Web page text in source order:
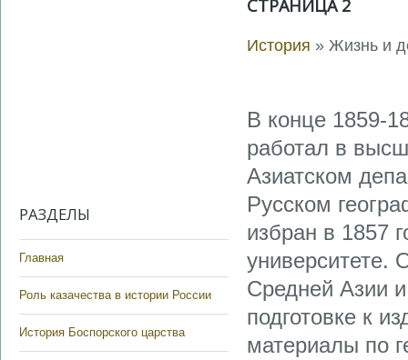
РАЗДЕЛЫ
Главная
Роль казачества в истории России
История Боспорского царства
СТРАНИЦА 2
История » Жизнь и
В конце 1859-
работал в
Азиатском
Русском
избран в 1857
университете.
Средней Азии
подготовке к
материалы по